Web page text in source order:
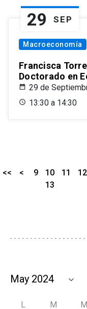
29 SEP
Macroeconomía
Francisca
Doctorado en
29 de
13:30 a 14:30
<< < 9 10 11
12
13
L M M